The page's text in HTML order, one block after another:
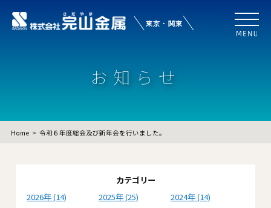
お知らせ
Home 令和６年度総会及び新年会を行いました。
カテゴリー
2026
(14) 2025 (25) 2024
(14)